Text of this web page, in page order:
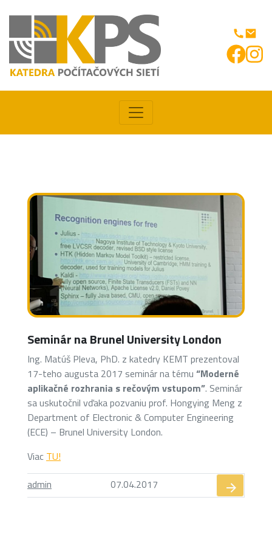
Seminár na Brunel University London
Ing. Matúš Pleva, PhD. z katedry KEMT prezentoval
17-teho augusta 2017 seminár na tému “Moderné
aplikačné rozhrania s rečovým vstupom”. Seminár
sa uskutočnil vďaka pozvaniu prof. Hongying Meng z
Department of Electronic & Computer Engineering
(ECE) – Brunel University London.
Viac TU!
admin
07.04.2017